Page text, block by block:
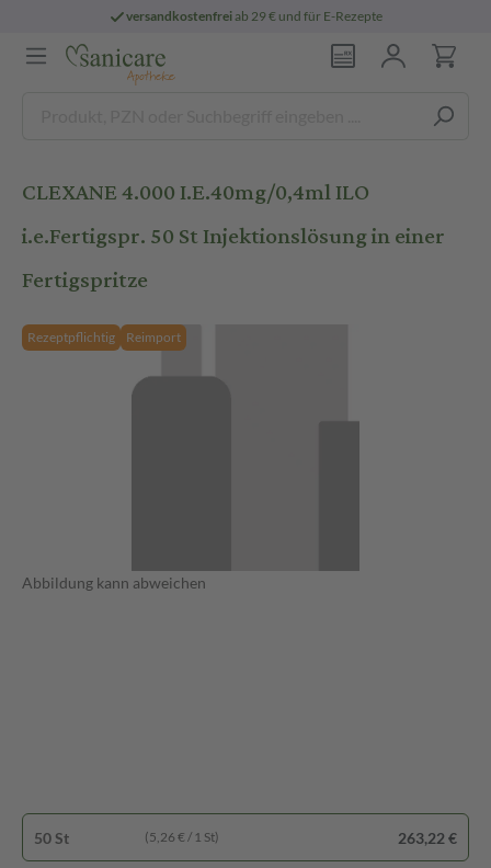
versandkostenfreiab 29 € und für E-Rezepte
CLEXANE 4.000 I.E.40mg/0,4ml ILO
i.e.Fertigspr. 50 St Injektionslösung in einer
Fertigspritze
Rezeptpflichtig Reimport
Abbildung kann abweichen
50 St (5,26 € / 1 St) 263,22 €